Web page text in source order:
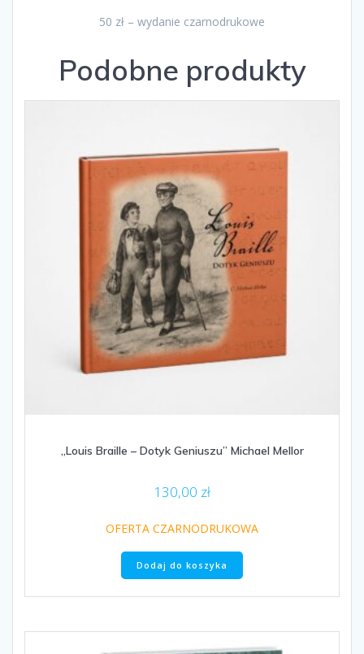
50 zł – wydanie czarnodrukowe
Podobne produkty
„Louis Braille – Dotyk Geniuszu” Michael Mellor
130,00 zł
OFERTA CZARNODRUKOWA
Dodaj do koszyka